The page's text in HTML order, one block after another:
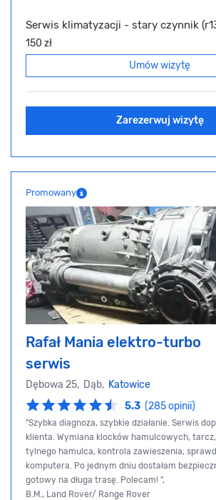
Serwis klimatyzacji - stary czynnik
150 zł
Umów wizytę
Zarezerwuj wizytę
Promowany
Rafał Mania elektro-turbo
serwis
Dębowa 25, Dąb, Katowice
5.3 (285 opinii)
"Szybka diagnoza, szybkie działanie. Serwis
klienta. Wymiana klocków hamulcowych,
tylnego hamulca, kontrola zawieszenia,
komputera. Po jednym dniu dostałam
gotowy na długa trasę. Polecam! ",
B.M., Land Rover/ Range Rover